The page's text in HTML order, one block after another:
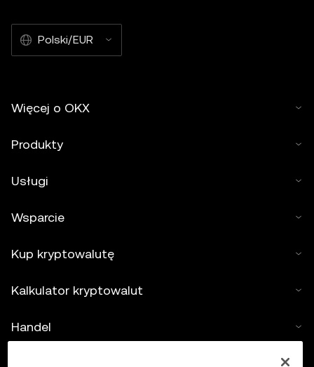
Polski/EUR
Więcej o OKX
Produkty
Usługi
Wsparcie
Kup kryptowalutę
Kalkulator kryptowalut
Handel